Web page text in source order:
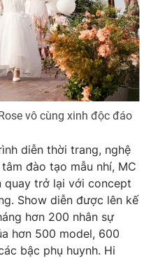
lòng Việt
mình bằng AI
vô cùng xinh độc đáo
diễn thời trang, nghệ
đào tạo mẫu nhí, MC
quay trở lại với concept
Show diễn được lên kế
hơn 200 nhân sự
hơn 500 model, 600
bậc phụ huynh. Hi